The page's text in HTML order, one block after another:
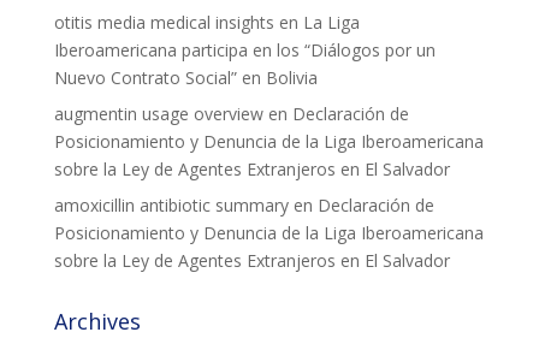
otitis media medical insights en La Liga
Iberoamericana participa en los “Diálogos por un
Nuevo Contrato Social” en Bolivia
augmentin usage overviewen Declaración de
Posicionamiento y Denuncia de la Liga Iberoamericana
sobre la Ley de Agentes Extranjeros en El Salvador
amoxicillin antibiotic summaryen Declaración de
Posicionamiento y Denuncia de la Liga Iberoamericana
sobre la Ley de Agentes Extranjeros en El Salvador
Archives